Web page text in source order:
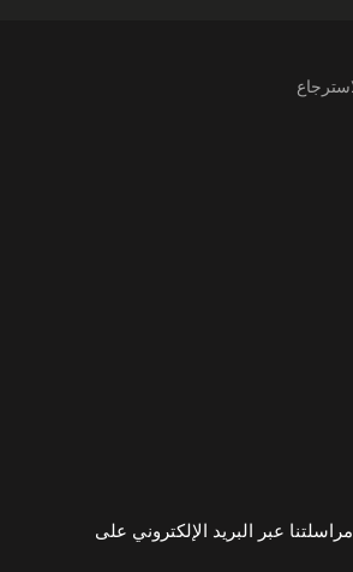
عبر البريد الإلكتروني على